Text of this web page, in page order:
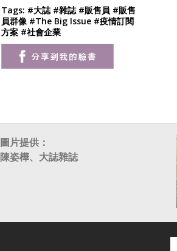
Tags: #大誌 #雜誌 #販售員 #販售
員群像 #The Big Issue #疫情訂閱
方案 #社會企業
圖片提供：
陳姿樺、大誌雜誌